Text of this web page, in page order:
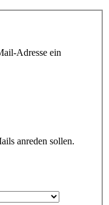
Adresse ein
anreden sollen.